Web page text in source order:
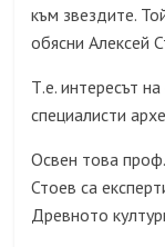
към звездите.
обясни Алексей
Т.е. интересът
специалисти
Освен това
Стоев са
Древното